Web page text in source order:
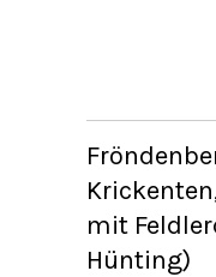
mit
Hünting)